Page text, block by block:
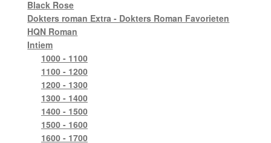
Black Rose
Dokters roman Extra - Dokters Roman Favorieten
HQN Roman
Intiem
1000 - 1100
1100 - 1200
1200 - 1300
1300 - 1400
1400 - 1500
1500 - 1600
1600 - 1700